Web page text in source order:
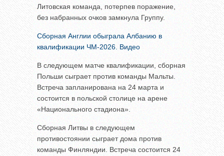
Литовская команда, потерпев поражение,
без набранных очков замкнула Группу.
Сборная Англии обыграла Албанию в
квалификации ЧМ-2026. Видео
В следующем матче квалификации, сборная
Польши сыграет против команды Мальты.
Встреча запланирована на 24 марта и
состоится в польской столице на арене
«Национального стадиона».
Сборная Литвы в следующем
противостоянии сыграет дома против
команды Финляндии. Встреча состоится 24